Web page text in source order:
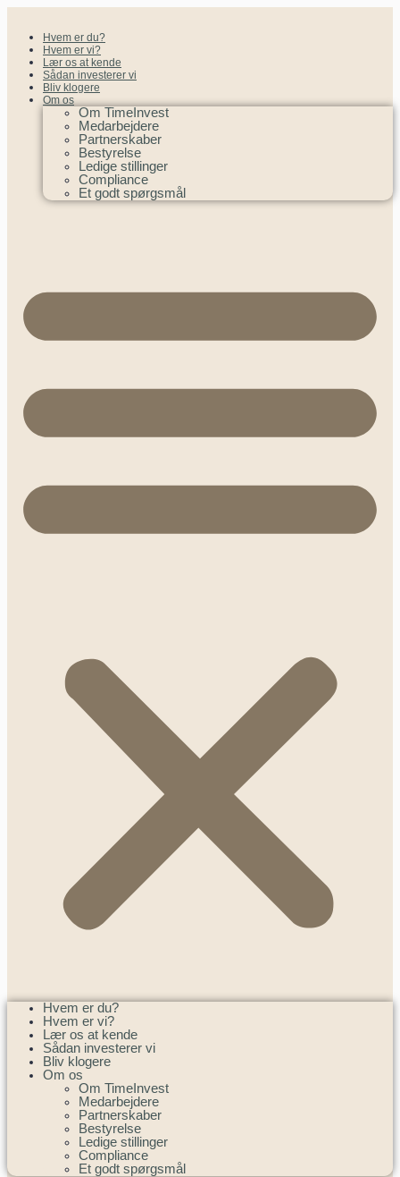
Hvem er du?
Hvem er vi?
Lær os at kende
Sådan investerer vi
Bliv klogere
Om os
Om TimeInvest
Medarbejdere
Partnerskaber
Bestyrelse
Ledige stillinger
Compliance
Et godt spørgsmål
Hvem er du?
Hvem er vi?
Lær os at kende
Sådan investerer vi
Bliv klogere
Om os
Om TimeInvest
Medarbejdere
Partnerskaber
Bestyrelse
Ledige stillinger
Compliance
Et godt spørgsmål